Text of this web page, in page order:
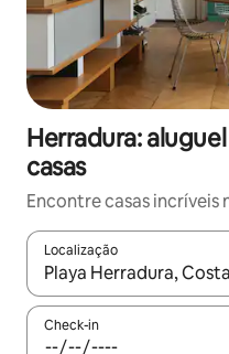
Herradura:
casas
Encontre casas incríveis
Localização
Quando os resultados
Check-in